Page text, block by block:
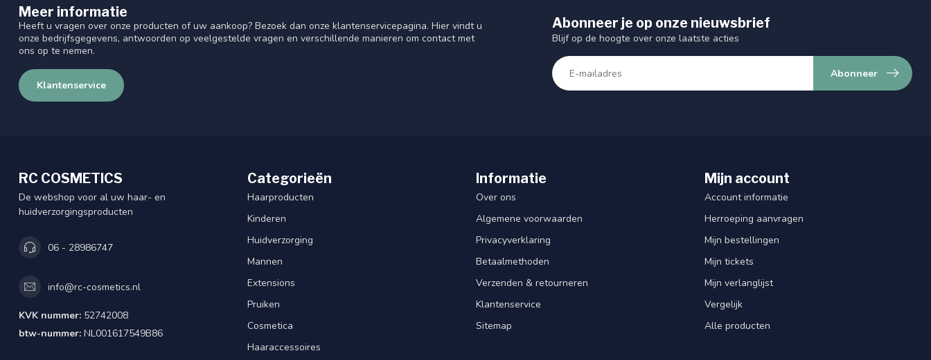
Meer informatie
Heeft u vragen over onze producten of uw aankoop? Bezoek dan onze klantenservicepagina. Hier vindt u
onze bedrijfsgegevens, antwoorden op veelgestelde vragen en verschillende manieren om contact met
ons op te nemen.
Klantenservice
Abonneer je op onze nieuwsbrief
Blijf op de hoogte over onze laatste acties
Abonneer
RC COSMETICS
De webshop voor al uw haar- en
huidverzorgingsproducten
06 - 28986747
info@rc-cosmetics.nl
KVK nummer: 52742008
btw-nummer: NL001617549B86
Categorieën
Haarproducten
Kinderen
Huidverzorging
Mannen
Extensions
Pruiken
Cosmetica
Haaraccessoires
Informatie
Over ons
Algemene voorwaarden
Privacyverklaring
Betaalmethoden
Verzenden & retourneren
Klantenservice
Sitemap
Mijn account
Account informatie
Herroeping aanvragen
Mijn bestellingen
Mijn tickets
Mijn verlanglijst
Vergelijk
Alle producten